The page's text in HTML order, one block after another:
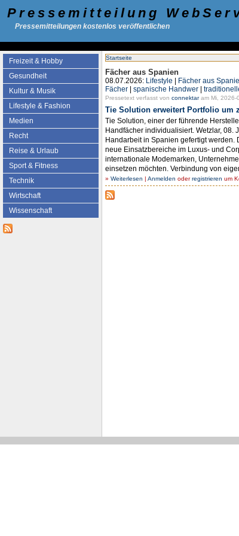
Pressemitteilung
Pressemitteilungen kostenlos veröffentlichen
Freizeit & Hobby
Gesundheit
Kultur & Musik
Lifestyle & Fashion
Medien
Recht
Reise & Urlaub
Sport & Fitness
Technik
Wirtschaft
Wissenschaft
Startseite
Fächer aus Spanien
08.07.2026: Lifestyle | Fächer aus
Fächer | spanische Handwer |
Pressetext verfasst von connektaram Mi, 2026-
Tie Solution erweitert Portfolio um
Tie Solution, einer der führende
Handfächer individualisiert. Wetzlar, 08.
Handarbeit in Spanien gefertigt
neue Einsatzbereiche im Luxus- und
internationale Modemarken,
einsetzen möchten. Verbindung von
» Weiterlesen | Anmelden oderregistrieren um